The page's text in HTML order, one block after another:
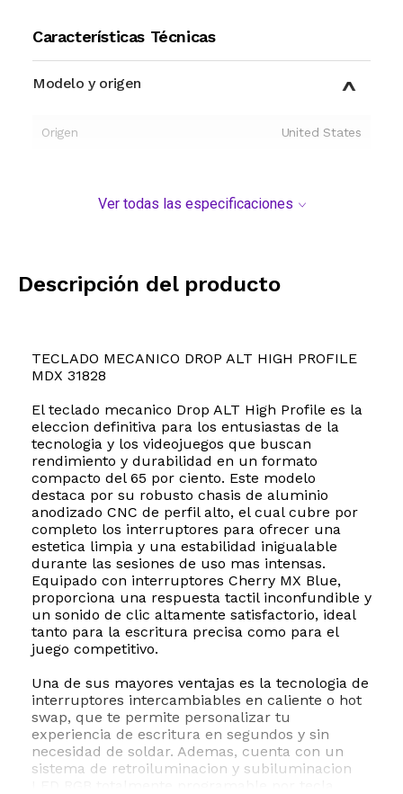
Características Técnicas
Modelo y origen
Origen United States
Ver todas las especificaciones
Descripción del producto
TECLADO MECANICO DROP ALT HIGH PROFILE
MDX 31828
El teclado mecanico Drop ALT High Profile es la
eleccion definitiva para los entusiastas de la
tecnologia y los videojuegos que buscan
rendimiento y durabilidad en un formato
compacto del 65 por ciento. Este modelo
destaca por su robusto chasis de aluminio
anodizado CNC de perfil alto, el cual cubre por
completo los interruptores para ofrecer una
estetica limpia y una estabilidad inigualable
durante las sesiones de uso mas intensas.
Equipado con interruptores Cherry MX Blue,
proporciona una respuesta tactil inconfundible y
un sonido de clic altamente satisfactorio, ideal
tanto para la escritura precisa como para el
juego competitivo.
Una de sus mayores ventajas es la tecnologia de
interruptores intercambiables en caliente o hot
swap, que te permite personalizar tu
experiencia de escritura en segundos y sin
necesidad de soldar. Ademas, cuenta con un
sistema de retroiluminacion y subiluminacion